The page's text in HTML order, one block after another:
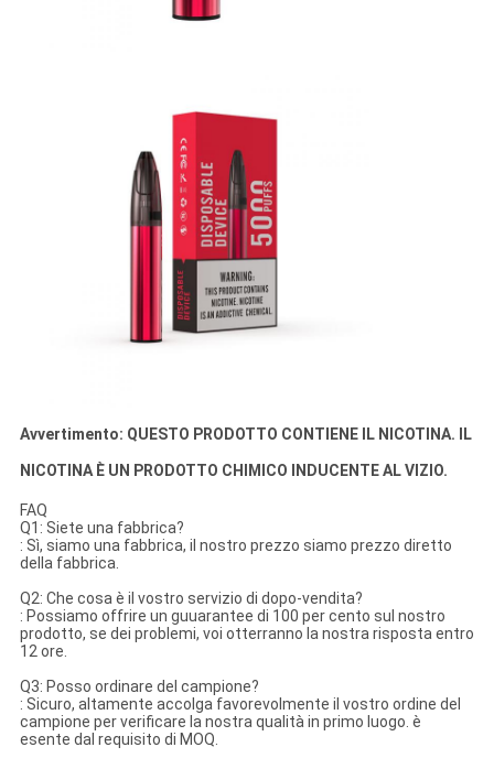
Avvertimento: QUESTO PRODOTTO CONTIENE IL NICOTINA. IL
NICOTINA È UN PRODOTTO CHIMICO INDUCENTE AL VIZIO.
FAQ
Q1: Siete una fabbrica?
: Sì, siamo una fabbrica, il nostro prezzo siamo prezzo diretto
della fabbrica.
Q2: Che cosa è il vostro servizio di dopo-vendita?
: Possiamo offrire un guuarantee di 100 per cento sul nostro
prodotto, se dei problemi, voi otterranno la nostra risposta entro
12 ore.
Q3: Posso ordinare del campione?
: Sicuro, altamente accolga favorevolmente il vostro ordine del
campione per verificare la nostra qualità in primo luogo. è
esente dal requisito di MOQ.